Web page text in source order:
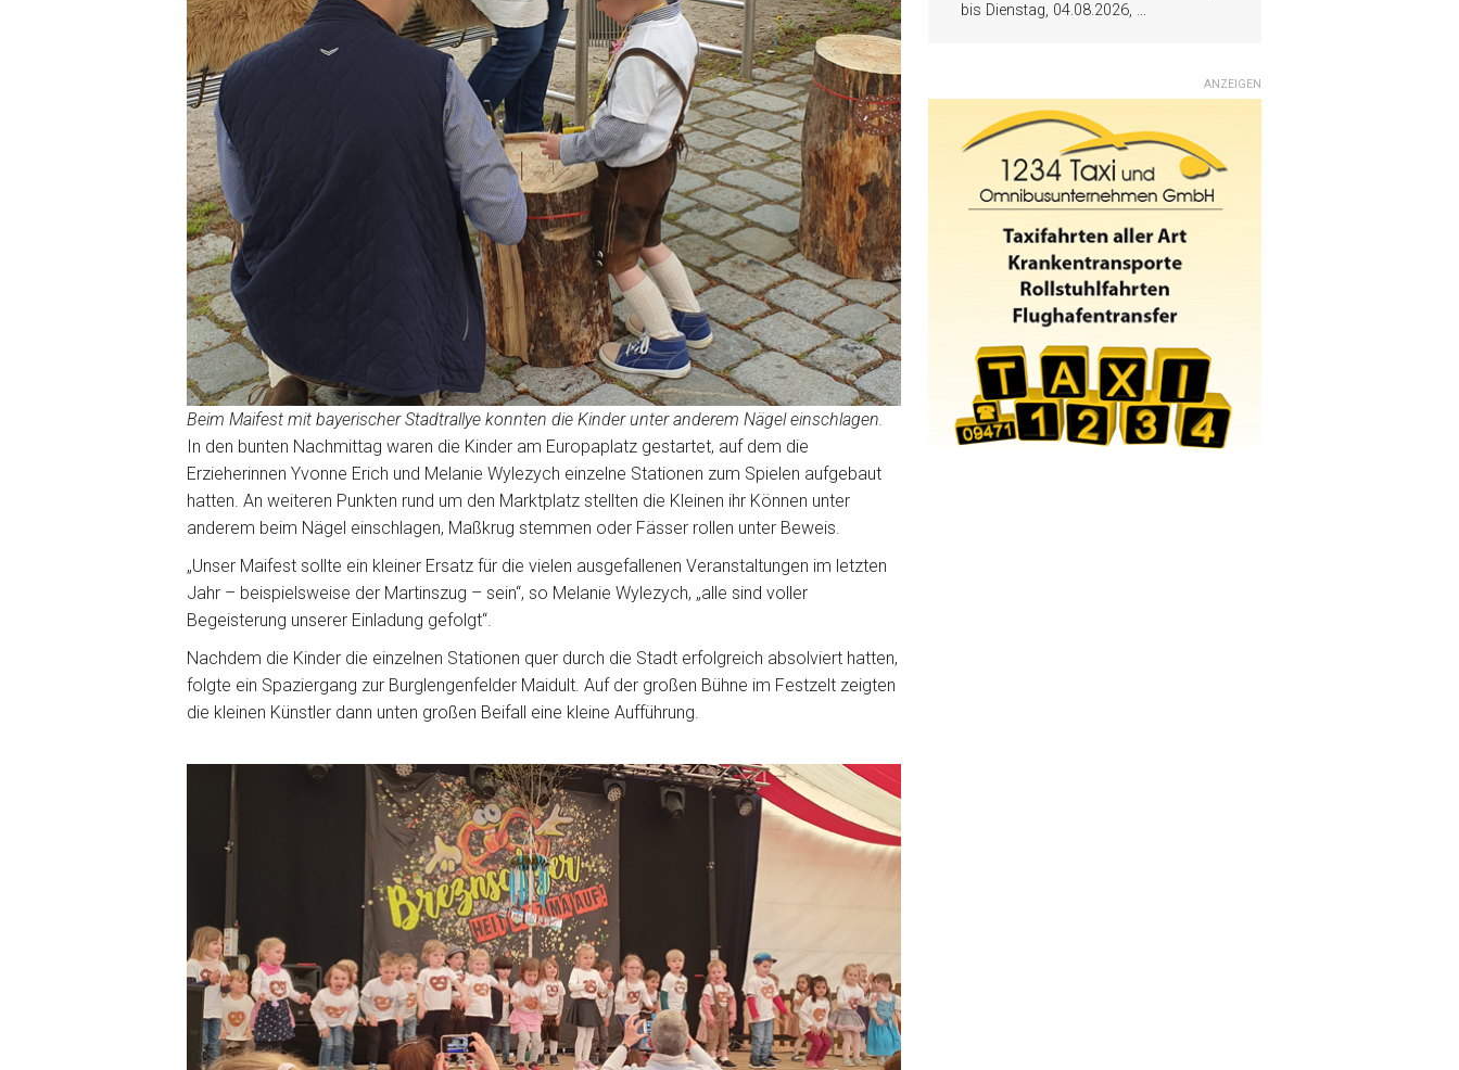
Beim Maifest mit bayerischer Stadtrallye konnten die Kinder unter anderem Nägel einschlagen.
In den bunten Nachmittag waren die Kinder am Europaplatz gestartet, auf dem die
Erzieherinnen Yvonne Erich und Melanie Wylezych einzelne Stationen zum Spielen aufgebaut
hatten. An weiteren Punkten rund um den Marktplatz stellten die Kleinen ihr Können unter
anderem beim Nägel einschlagen, Maßkrug stemmen oder Fässer rollen unter Beweis.
„Unser Maifest sollte ein kleiner Ersatz für die vielen ausgefallenen Veranstaltungen im letzten
Jahr – beispielsweise der Martinszug – sein“, so Melanie Wylezych, „alle sind voller
Begeisterung unserer Einladung gefolgt“.
Nachdem die Kinder die einzelnen Stationen quer durch die Stadt erfolgreich absolviert hatten,
folgte ein Spaziergang zur Burglengenfelder Maidult. Auf der großen Bühne im Festzelt zeigten
die kleinen Künstler dann unten großen Beifall eine kleine Aufführung.
bis Dienstag, 04.08.2026, ...
ANZEIGEN